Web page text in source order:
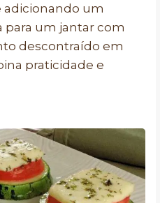
adicionando um
para um jantar com
descontraído em
praticidade e